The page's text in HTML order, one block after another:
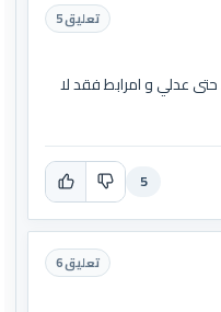
تعليق 5
عدلي و امرابط فقد لا
5
تعليق 6